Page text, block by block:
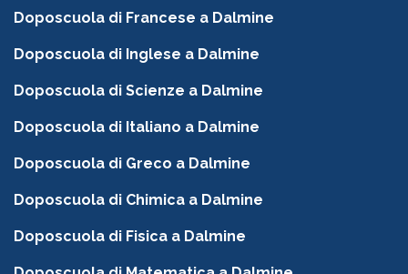
Doposcuola di Francese a Dalmine
Doposcuola di Inglese a Dalmine
Doposcuola di Scienze a Dalmine
Doposcuola di Italiano a Dalmine
Doposcuola di Greco a Dalmine
Doposcuola di Chimica a Dalmine
Doposcuola di Fisica a Dalmine